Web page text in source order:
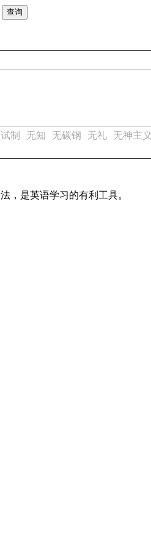
制 无知 无碳钢 无礼 无神主义
，是英语学习的有利工具。